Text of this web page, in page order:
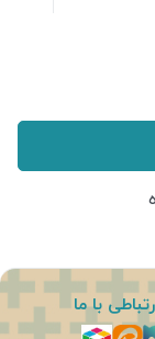
با ما